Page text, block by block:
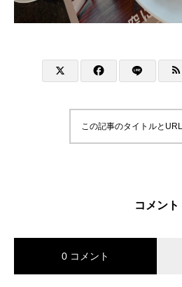
この記事のタイトルと
コメント
0 コメント